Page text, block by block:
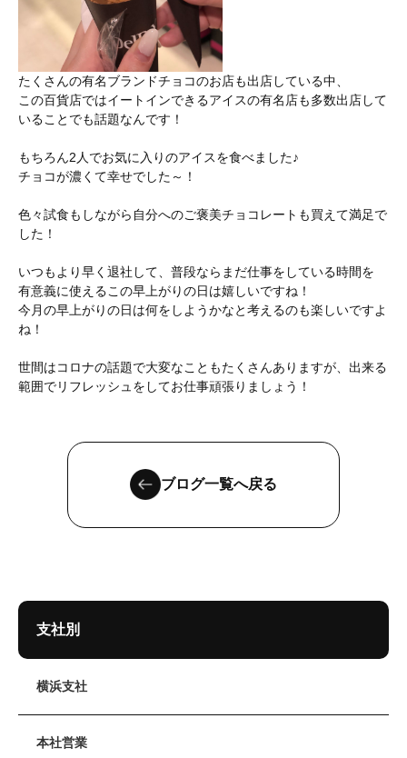
たくさんの有名ブランドチョコのお店も出店している中、
この百貨店ではイートインできるアイスの有名店も多数出店して
いることでも話題なんです！
もちろん2人でお気に入りのアイスを食べました♪
チョコが濃くて幸せでした～！
色々試食もしながら自分へのご褒美チョコレートも買えて満足で
した！
いつもより早く退社して、普段ならまだ仕事をしている時間を
有意義に使えるこの早上がりの日は嬉しいですね！
今月の早上がりの日は何をしようかなと考えるのも楽しいですよ
ね！
世間はコロナの話題で大変なこともたくさんありますが、出来る
範囲でリフレッシュをしてお仕事頑張りましょう！
ブログ一覧へ戻る
支社別
横浜支社
本社営業